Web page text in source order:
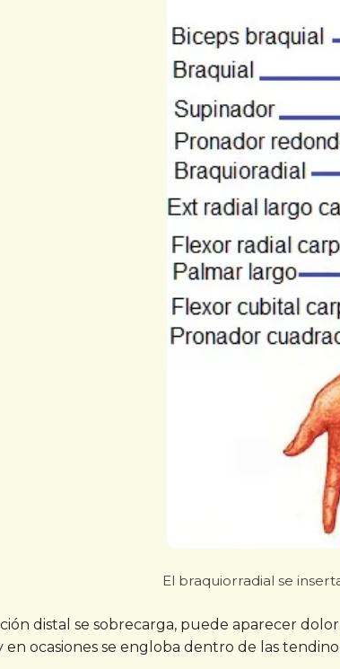
El braquiorradial se
distal se sobrecarga, puede aparecer
en ocasiones se engloba dentro de las